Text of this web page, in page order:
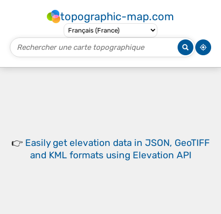
topographic-map.com
👉 Easily get elevation data in JSON, GeoTIFF
and KML formats using Elevation API